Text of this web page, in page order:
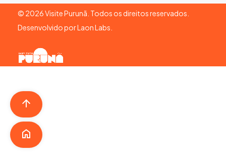
© 2026Visite Purunã. Todos os direitos reservados.
Desenvolvido porLaon Labs